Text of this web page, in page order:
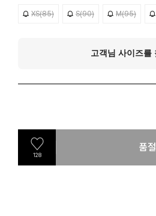
XS(85) S(90) M(95)
128
품절